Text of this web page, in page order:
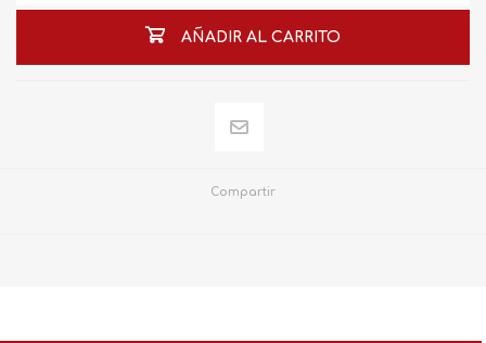
AÑADIR AL CARRITO
Compartir